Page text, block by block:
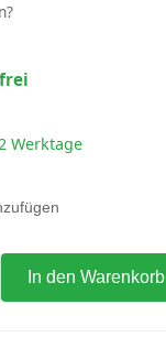
Werktage
In den Warenkorb